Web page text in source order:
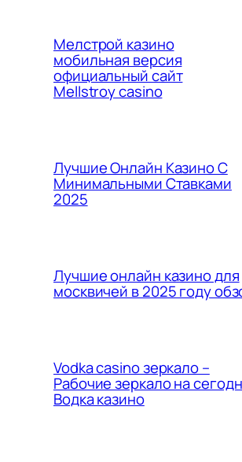
Мелстрой казино
мобильная версия
официальный сайт
Mellstroy casino
Лучшие Онлайн Казино С
Минимальными Ставками
2025
Лучшие онлайн казино для
москвичей в 2025 году
Vodka casino зеркало –
Рабочие зеркало на
Водка казино